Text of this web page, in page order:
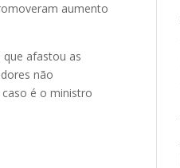
aumento
que afastou as
não
caso é o ministro